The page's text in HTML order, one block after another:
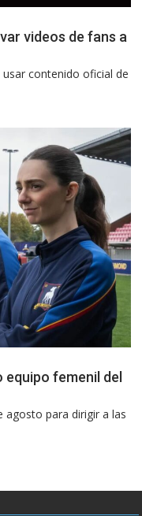
videos de fans a
contenido oficial de
femenil del
agosto para dirigir a las